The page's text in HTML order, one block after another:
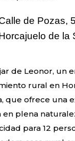
de Pozas,
de la
de Leonor, un
rural en
que ofrece una
en plena
para 12